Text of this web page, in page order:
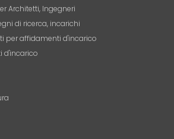
Architetti, Ingegneri
di ricerca, incarichi
per affidamenti d'incarico
d'incarico